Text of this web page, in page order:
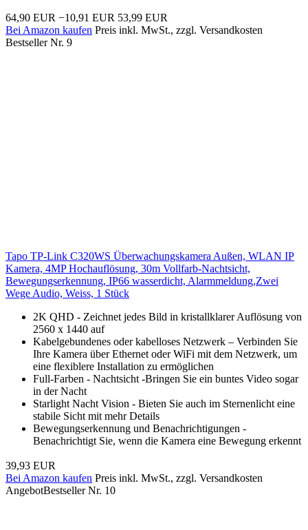
64,90 EUR −10,91 EUR 53,99 EUR
Bei Amazon kaufen Preis inkl. MwSt., zzgl. Versandkosten
Bestseller Nr. 9
Tapo TP-Link C320WS Überwachungskamera Außen, WLAN IP
Kamera, 4MP Hochauflösung, 30m Vollfarb-Nachtsicht,
Bewegungserkennung, IP66 wasserdicht, Alarmmeldung,Zwei
Wege Audio, Weiss, 1 Stück
2K QHD - Zeichnet jedes Bild in kristallklarer Auflösung von
2560 x 1440 auf
Kabelgebundenes oder kabelloses Netzwerk – Verbinden Sie
Ihre Kamera über Ethernet oder WiFi mit dem Netzwerk, um
eine flexiblere Installation zu ermöglichen
Full-Farben - Nachtsicht -Bringen Sie ein buntes Video sogar
in der Nacht
Starlight Nacht Vision - Bieten Sie auch im Sternenlicht eine
stabile Sicht mit mehr Details
Bewegungserkennung und Benachrichtigungen -
Benachrichtigt Sie, wenn die Kamera eine Bewegung erkennt
39,93 EUR
Bei Amazon kaufen Preis inkl. MwSt., zzgl. Versandkosten
AngebotBestseller Nr. 10